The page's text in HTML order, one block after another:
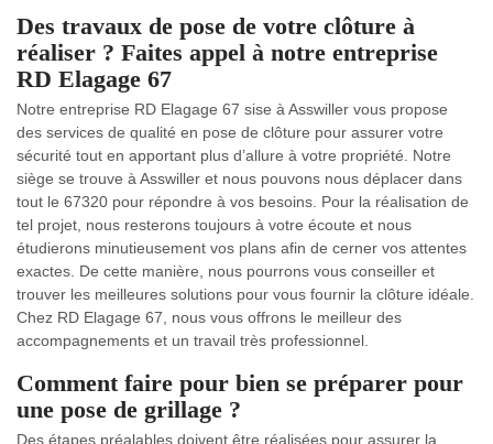
Des travaux de pose de votre clôture à
réaliser ? Faites appel à notre entreprise
RD Elagage 67
Notre entreprise RD Elagage 67 sise à Asswiller vous propose
des services de qualité en pose de clôture pour assurer votre
sécurité tout en apportant plus d’allure à votre propriété. Notre
siège se trouve à Asswiller et nous pouvons nous déplacer dans
tout le 67320 pour répondre à vos besoins. Pour la réalisation de
tel projet, nous resterons toujours à votre écoute et nous
étudierons minutieusement vos plans afin de cerner vos attentes
exactes. De cette manière, nous pourrons vous conseiller et
trouver les meilleures solutions pour vous fournir la clôture idéale.
Chez RD Elagage 67, nous vous offrons le meilleur des
accompagnements et un travail très professionnel.
Comment faire pour bien se préparer pour
une pose de grillage ?
Des étapes préalables doivent être réalisées pour assurer la